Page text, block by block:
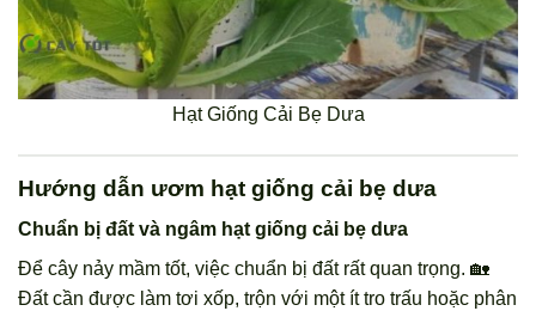
Hạt Giống Cải Bẹ Dưa
Hướng dẫn ươm hạt giống cải bẹ dưa
Chuẩn bị đất và ngâm hạt giống cải bẹ dưa
Để cây nảy mầm tốt, việc chuẩn bị đất rất quan trọng. 🏡
Đất cần được làm tơi xốp, trộn với một ít tro trấu hoặc phân